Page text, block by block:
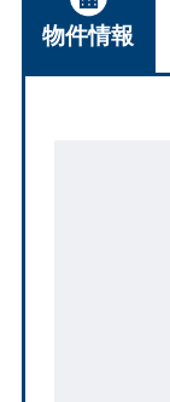
物件情報